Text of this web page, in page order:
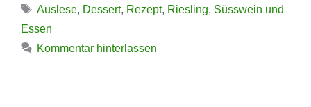
Schlagwörter
Auslese, Dessert, Rezept, Riesling, Süsswein und
Essen
Kommentar hinterlassen